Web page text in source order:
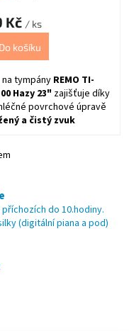
Kč / ks
Do košíku
na tympány REMO TI-
Hazy 23" zajišťuje díky
povrchové úpravě
a čistý zvuk
výrobce Remo
spolehlivou volbu
do 10.hodiny.
(digitální piana a pod)